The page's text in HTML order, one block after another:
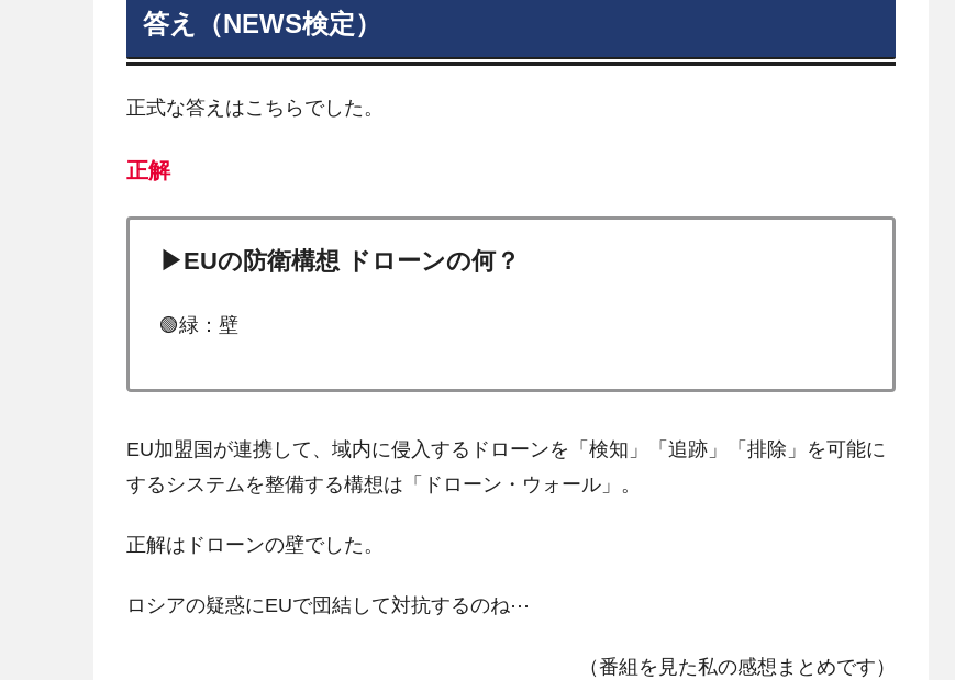
答え（NEWS検定）
正式な答えはこちらでした。
正解
▶EUの防衛構想 ドローンの何？
🟢緑：壁
EU加盟国が連携して、域内に侵入するドローンを「検知」「追跡」「排除」を可能に
するシステムを整備する構想は「ドローン・ウォール」。
正解はドローンの壁でした。
ロシアの疑惑にEUで団結して対抗するのね⋯
（番組を見た私の感想まとめです）